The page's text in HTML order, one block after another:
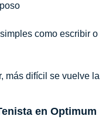
como escribir o
más difícil se vuelve la
en Optimum